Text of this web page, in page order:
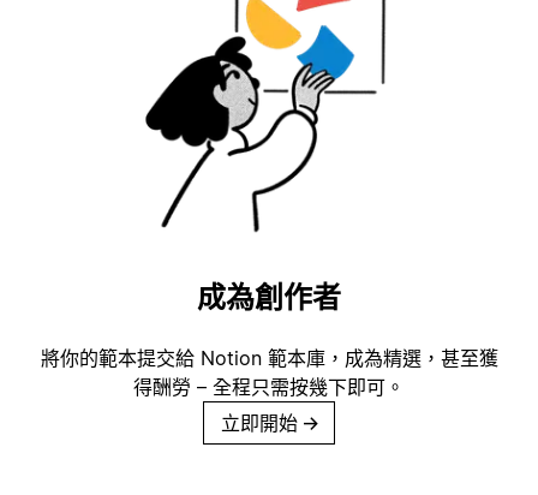
成為創作者
將你的範本提交給 Notion 範本庫，成為精選，甚至獲
得酬勞 – 全程只需按幾下即可。
立即開始 →